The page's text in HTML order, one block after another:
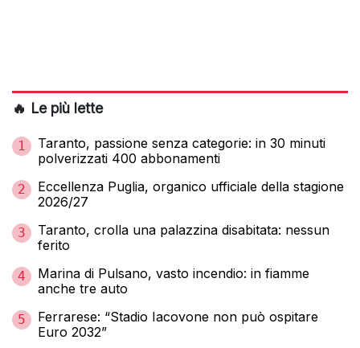
🔥 Le più lette
1
Taranto, passione senza categorie: in 30 minuti
polverizzati 400 abbonamenti
2
Eccellenza Puglia, organico ufficiale della stagione
2026/27
3
Taranto, crolla una palazzina disabitata: nessun
ferito
4
Marina di Pulsano, vasto incendio: in fiamme
anche tre auto
5
Ferrarese: “Stadio Iacovone non può ospitare
Euro 2032”